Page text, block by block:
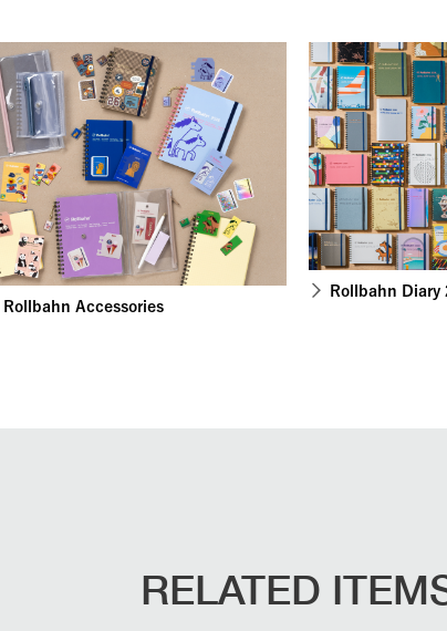
Accessories
Rollbahn Diary
RELATED